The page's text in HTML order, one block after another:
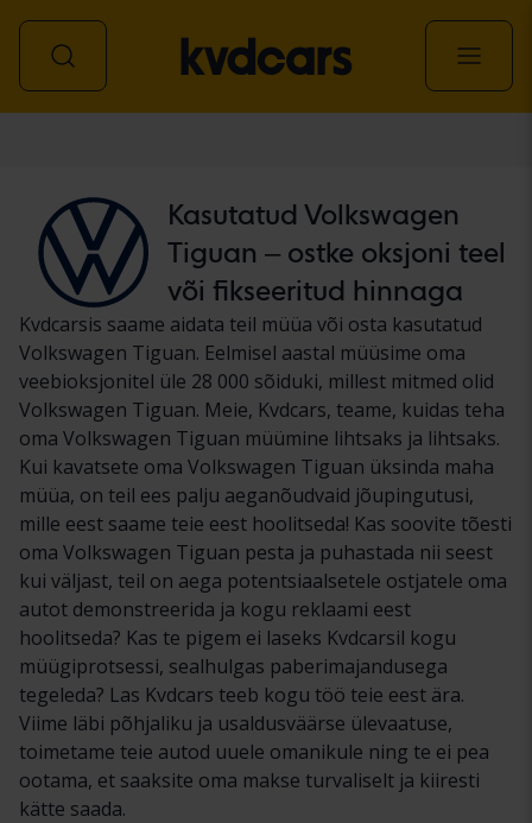
Kasutatud Volkswagen
Tiguan – ostke oksjoni teel
või fikseeritud hinnaga
Kvdcarsis saame aidata teil müüa või osta kasutatud
Volkswagen Tiguan. Eelmisel aastal müüsime oma
veebioksjonitel üle 28 000 sõiduki, millest mitmed olid
Volkswagen Tiguan. Meie, Kvdcars, teame, kuidas teha
oma Volkswagen Tiguan müümine lihtsaks ja lihtsaks.
Kui kavatsete oma Volkswagen Tiguan üksinda maha
müüa, on teil ees palju aeganõudvaid jõupingutusi,
mille eest saame teie eest hoolitseda! Kas soovite tõesti
oma Volkswagen Tiguan pesta ja puhastada nii seest
kui väljast, teil on aega potentsiaalsetele ostjatele oma
autot demonstreerida ja kogu reklaami eest
hoolitseda? Kas te pigem ei laseks Kvdcarsil kogu
müügiprotsessi, sealhulgas paberimajandusega
tegeleda? Las Kvdcars teeb kogu töö teie eest ära.
Viime läbi põhjaliku ja usaldusväärse ülevaatuse,
toimetame teie autod uuele omanikule ning te ei pea
ootama, et saaksite oma makse turvaliselt ja kiiresti
kätte saada.